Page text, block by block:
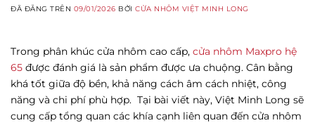
ĐÃ ĐĂNG TRÊN 09/01/2026 BỞICỬA NHÔM VIỆT MINH LONG
Trong phân khúc cửa nhôm cao cấp, cửa nhôm Maxpro hệ
65 được đánh giá là sản phẩm được ưa chuộng. Cân bằng
khá tốt giữa độ bền, khả năng cách âm cách nhiệt, công
năng và chi phí phù hợp. Tại bài viết này, Việt Minh Long sẽ
cung cấp tổng quan các khía cạnh liên quan đến cửa nhôm